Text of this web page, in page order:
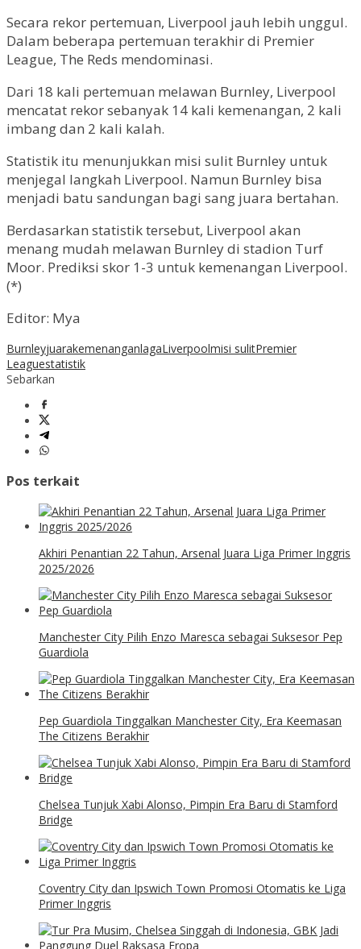
Secara rekor pertemuan, Liverpool jauh lebih unggul.
Dalam beberapa pertemuan terakhir di Premier
League, The Reds mendominasi.
Dari 18 kali pertemuan melawan Burnley, Liverpool
mencatat rekor sebanyak 14 kali kemenangan, 2 kali
imbang dan 2 kali kalah.
Statistik itu menunjukkan misi sulit Burnley untuk
menjegal langkah Liverpool. Namun Burnley bisa
menjadi batu sandungan bagi sang juara bertahan.
Berdasarkan statistik tersebut, Liverpool akan
menang mudah melawan Burnley di stadion Turf
Moor. Prediksi skor 1-3 untuk kemenangan Liverpool.
(*)
Editor: Mya
BurnleyjuarakemenanganlagaLiverpoolmisi sulitPremier
Leaguestatistik
Sebarkan
Pos terkait
Akhiri Penantian 22 Tahun, Arsenal Juara Liga Primer Inggris
2025/2026
Manchester City Pilih Enzo Maresca sebagai Suksesor Pep
Guardiola
Pep Guardiola Tinggalkan Manchester City, Era Keemasan
The Citizens Berakhir
Chelsea Tunjuk Xabi Alonso, Pimpin Era Baru di Stamford
Bridge
Coventry City dan Ipswich Town Promosi Otomatis ke Liga
Primer Inggris